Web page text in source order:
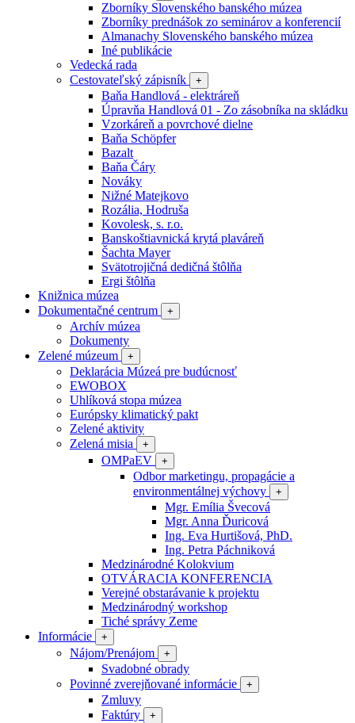
Zborníky Slovenského banského múzea
Zborníky prednášok zo seminárov a konferencií
Almanachy Slovenského banského múzea
Iné publikácie
Vedecká rada
Cestovateľský zápisník
+
Baňa Handlová - elektráreň
Úpravňa Handlová 01 - Zo zásobníka na skládku
Vzorkáreň a povrchové dielne
Baňa Schöpfer
Bazalt
Baňa Čáry
Nováky
Nižné Matejkovo
Rozália, Hodruša
Kovolesk, s. r.o.
Banskoštiavnická krytá plaváreň
Šachta Mayer
Svätotrojičná dedičná štôlňa
Ergi štôlňa
Knižnica múzea
Dokumentačné centrum
+
Archív múzea
Dokumenty
Zelené múzeum
+
Deklarácia Múzeá pre budúcnosť
EWOBOX
Uhlíková stopa múzea
Európsky klimatický pakt
Zelené aktivity
Zelená misia
+
OMPaEV +
Odbor marketingu, propagácie a
environmentálnej výchovy
+
Mgr. Emília Švecová
Mgr. Anna Ďuricová
Ing. Eva Hurtišová, PhD.
Ing. Petra Páchniková
Medzinárodné Kolokvium
OTVÁRACIA KONFERENCIA
Verejné obstarávanie k projektu
Medzinárodný workshop
Tiché správy Zeme
Informácie
+
Nájom/Prenájom +
Svadobné obrady
Povinné zverejňované informácie
+
Zmluvy
Faktúry
+